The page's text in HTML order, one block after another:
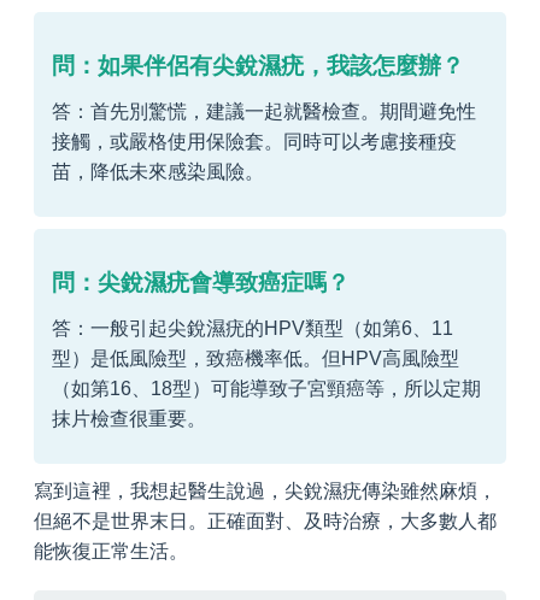
問：如果伴侶有尖銳濕疣，我該怎麼辦？
答：首先別驚慌，建議一起就醫檢查。期間避免性
接觸，或嚴格使用保險套。同時可以考慮接種疫
苗，降低未來感染風險。
問：尖銳濕疣會導致癌症嗎？
答：一般引起尖銳濕疣的HPV類型（如第6、11
型）是低風險型，致癌機率低。但HPV高風險型
（如第16、18型）可能導致子宮頸癌等，所以定期
抹片檢查很重要。
寫到這裡，我想起醫生說過，尖銳濕疣傳染雖然麻煩，
但絕不是世界末日。正確面對、及時治療，大多數人都
能恢復正常生活。